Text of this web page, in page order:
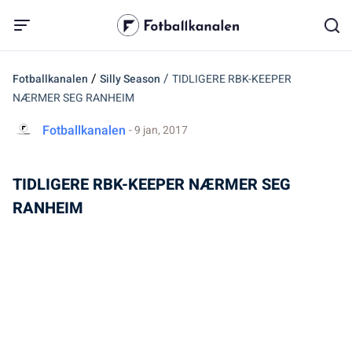
Fotballkanalen / Silly Season / TIDLIGERE RBK-KEEPER
NÆRMER SEG RANHEIM
Fotballkanalen - 9 jan, 2017
TIDLIGERE RBK-KEEPER NÆRMER SEG
RANHEIM